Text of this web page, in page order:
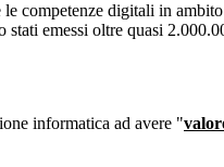
competenze digitali in
emessi oltre quasi
informatica ad avere "